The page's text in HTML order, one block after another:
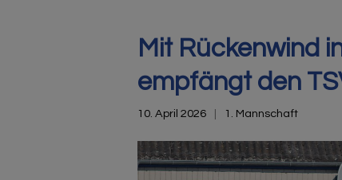
Mit Rückenwind
empfängt den
10. April 2026 1. Mannschaft